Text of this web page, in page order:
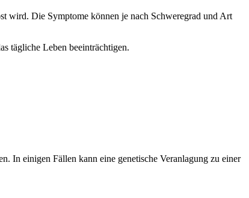
wird. Die Symptome können je nach Schweregrad und Art
tägliche Leben beeinträchtigen.
In einigen Fällen kann eine genetische Veranlagung zu einer